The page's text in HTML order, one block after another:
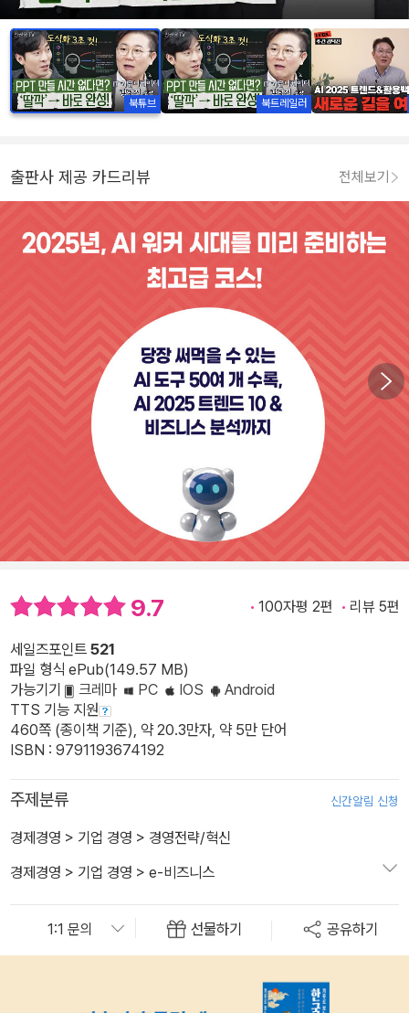
북튜브 북트레일러
출판사 제공 카드리뷰 전체보기
9.7 100자평 2편 리뷰 5편
세일즈포인트 521
파일 형식 ePub(149.57 MB)
가능기기
크레마 PC IOS
Android
TTS 기능 지원
460쪽 (종이책 기준), 약 20.3만자, 약 5만 단어
ISBN : 9791193674192
주제분류 신간알림 신청
경제경영 > 기업 경영 > 경영전략/혁신
경제경영 > 기업 경영 > e-비즈니스
선물하기 공유하기